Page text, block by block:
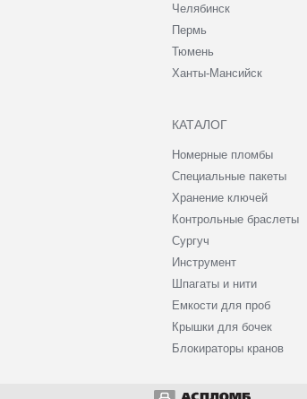
Челябинск
Пермь
Тюмень
Ханты-Мансийск
КАТАЛОГ
Номерные пломбы
Специальные пакеты
Хранение ключей
Контрольные браслеты
Сургуч
Инструмент
Шпагаты и нити
Емкости для проб
Крышки для бочек
Блокираторы кранов